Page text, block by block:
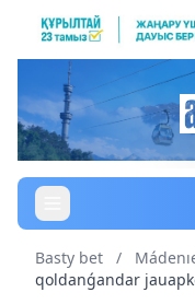
Basty bet /
qoldanǵandar